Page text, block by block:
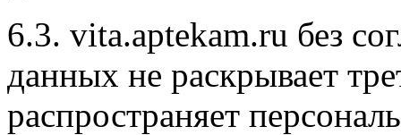
6.3. vita.aptekam.ru без
данных не раскрывает
распространяет